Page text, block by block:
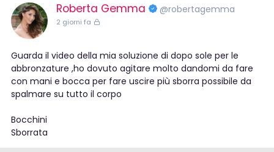
Roberta Gemma @robertagemma
2 giorni fa
Guarda il video della mia soluzione di dopo sole per le
abbronzature ,ho dovuto agitare molto dandomi da fare
con mani e bocca per fare uscire più sborra possibile da
spalmare su tutto il corpo
Bocchini
Sborrata